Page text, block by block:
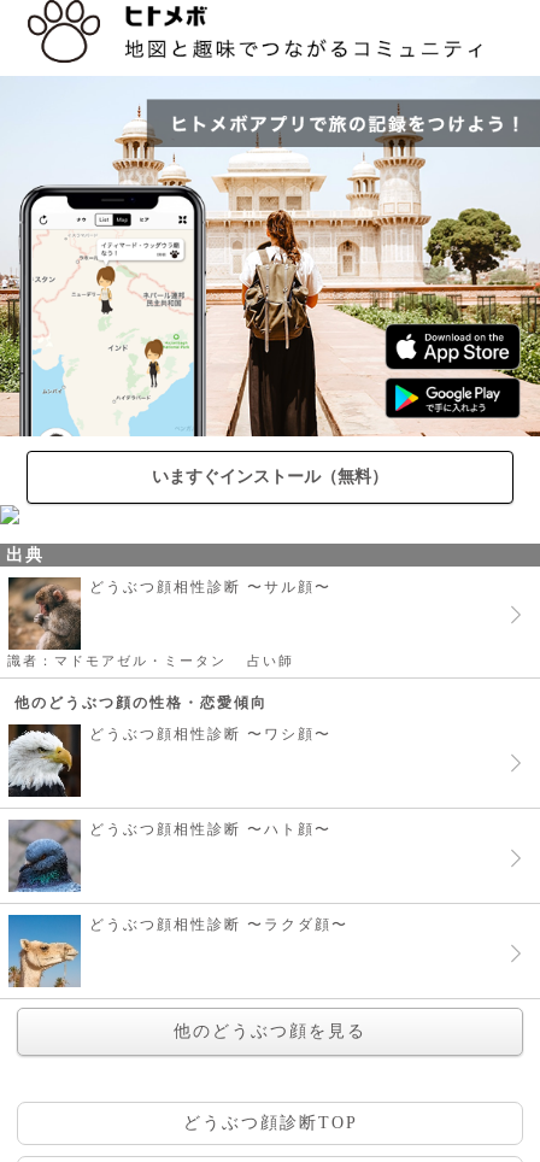
いますぐインストール（無料）
出典
どうぶつ顔相性診断 〜サル顔〜
識者：マドモアゼル・ミータン 占い師
他のどうぶつ顔の性格・恋愛傾向
どうぶつ顔相性診断 〜ワシ顔〜
どうぶつ顔相性診断 〜ハト顔〜
どうぶつ顔相性診断 〜ラクダ顔〜
他のどうぶつ顔を見る
どうぶつ顔診断TOP